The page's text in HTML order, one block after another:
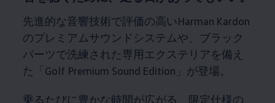
先進的な音響技術で評価の高いHarman Kardon
のプレミアムサウンドシステムや、ブラック
パーツで洗練された専用エクステリアを備え
た「Golf Premium Sound Edition」が登場。
乗るたびに豊かな時間が広がる、限定仕様の